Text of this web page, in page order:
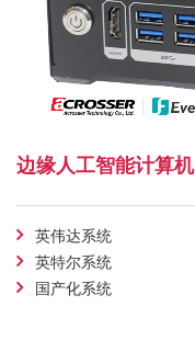
边缘人工智能计算机
英伟达系统
英特尔系统
国产化系统